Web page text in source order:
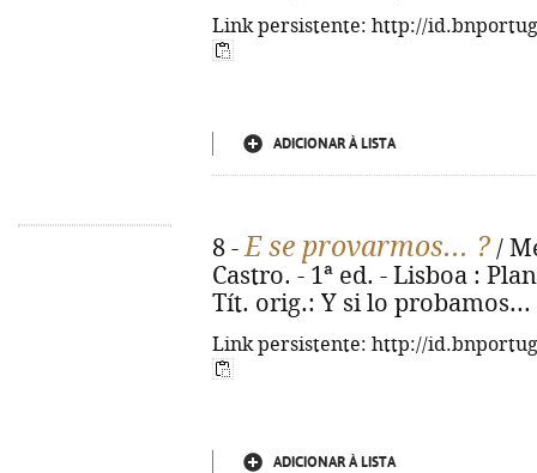
Link persistente: http://
ADICIONAR À LISTA
8 -E se provarmos... ? /
Castro. - 1ª ed. - Lisboa :
Tít. orig.: Y si lo probamos...
Link persistente: http://
ADICIONAR À LISTA